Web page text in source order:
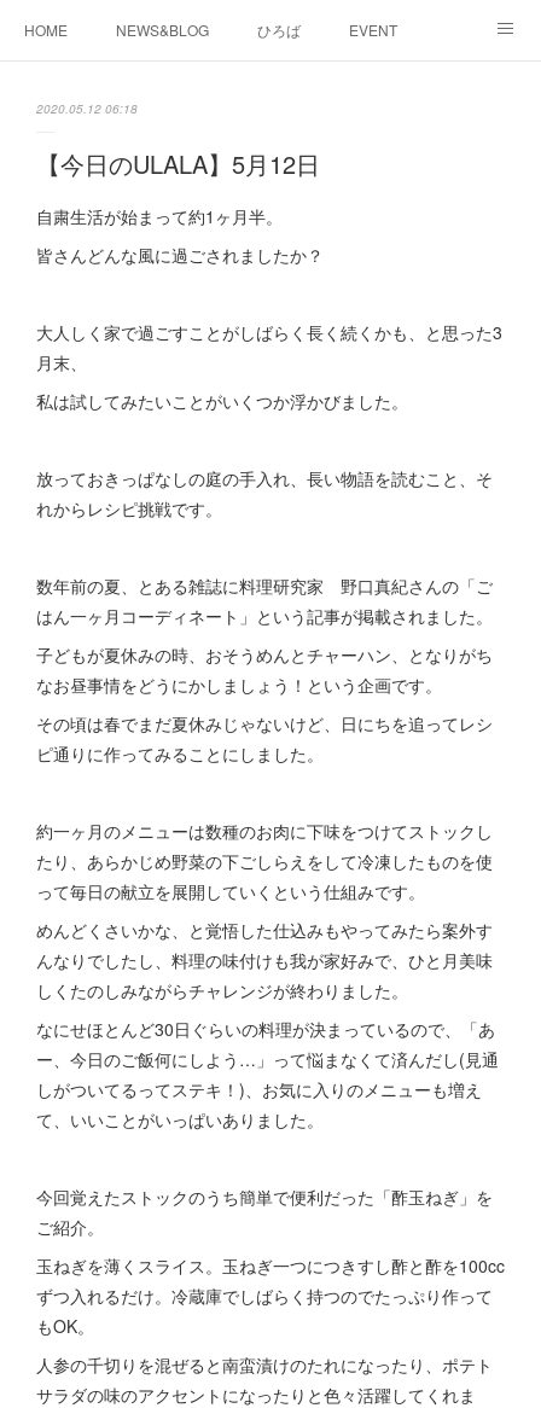
HOME NEWS&BLOG ひろば EVENT
2020.05.12 06:18
【今日のULALA】5月12日
自粛生活が始まって約1ヶ月半。
皆さんどんな風に過ごされましたか？
大人しく家で過ごすことがしばらく長く続くかも、と思った3
月末、
私は試してみたいことがいくつか浮かびました。
放っておきっぱなしの庭の手入れ、長い物語を読むこと、そ
れからレシピ挑戦です。
数年前の夏、とある雑誌に料理研究家 野口真紀さんの「ご
はん一ヶ月コーディネート」という記事が掲載されました。
子どもが夏休みの時、おそうめんとチャーハン、となりがち
なお昼事情をどうにかしましょう！という企画です。
その頃は春でまだ夏休みじゃないけど、日にちを追ってレシ
ピ通りに作ってみることにしました。
約一ヶ月のメニューは数種のお肉に下味をつけてストックし
たり、あらかじめ野菜の下ごしらえをして冷凍したものを使
って毎日の献立を展開していくという仕組みです。
めんどくさいかな、と覚悟した仕込みもやってみたら案外す
んなりでしたし、料理の味付けも我が家好みで、ひと月美味
しくたのしみながらチャレンジが終わりました。
なにせほとんど30日ぐらいの料理が決まっているので、「あ
ー、今日のご飯何にしよう…」って悩まなくて済んだし(見通
しがついてるってステキ！)、お気に入りのメニューも増え
て、いいことがいっぱいありました。
今回覚えたストックのうち簡単で便利だった「酢玉ねぎ」を
ご紹介。
玉ねぎを薄くスライス。玉ねぎ一つにつきすし酢と酢を100cc
ずつ入れるだけ。冷蔵庫でしばらく持つのでたっぷり作って
もOK。
人参の千切りを混ぜると南蛮漬けのたれになったり、ポテト
サラダの味のアクセントになったりと色々活躍してくれま